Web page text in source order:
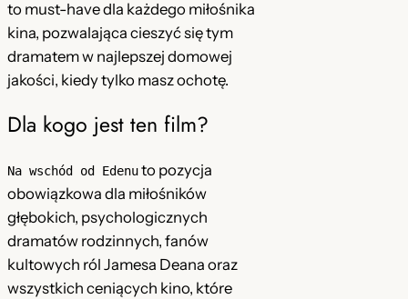
b
o
r
c
a
o
l
e
c
a
to must-have dla każdego miłośnika
kina, pozwalająca cieszyć się tym
dramatem w najlepszej domowej
jakości, kiedy tylko masz ochotę.
Dla kogo jest ten film?
Na wschód od Edenuto pozycja
obowiązkowa dla miłośników
głębokich, psychologicznych
dramatów rodzinnych, fanów
kultowych ról Jamesa Deana oraz
wszystkich ceniących kino, które